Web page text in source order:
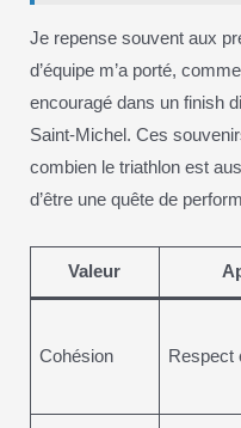
Je repense souvent aux
d’équipe m’a porté,
encouragé dans un finish
Saint-Michel. Ces
combien le triathlon est
d’être une quête de
Valeur
Cohésion Respect